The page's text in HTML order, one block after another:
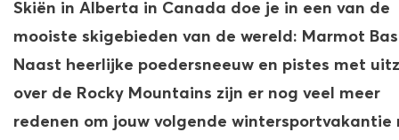
Skiën in Alberta in Canada doe je in een van de
mooiste skigebieden van de wereld: Marmot
Naast heerlijke poedersneeuw en pistes met
over de Rocky Mountains zijn er nog veel meer
redenen om jouw volgende wintersportvakantie